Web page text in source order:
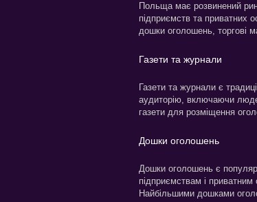
Польща має розвинений
підприємств та приватних
дошки оголошень, торгові
Газети та журнали
Газети та журнали є
аудиторію, включаючи
газети для розміщення
Дошки оголошень
Дошки оголошень є
підприємствам і
Найбільшими дошками